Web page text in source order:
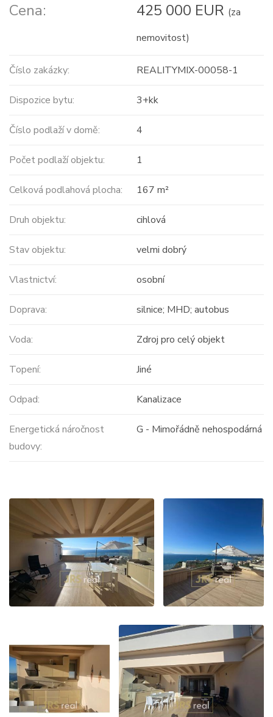
Cena: 425 000 EUR (za
nemovitost)
Číslo zakázky: REALITYMIX-00058-1
Dispozice bytu: 3+kk
Číslo podlaží v domě: 4
Počet podlaží objektu: 1
Celková podlahová plocha: 167 m²
Druh objektu: cihlová
Stav objektu: velmi dobrý
Vlastnictví: osobní
Doprava: silnice; MHD; autobus
Voda: Zdroj pro celý objekt
Topení: Jiné
Odpad: Kanalizace
Energetická náročnost
budovy:
G - Mimořádně nehospodárná